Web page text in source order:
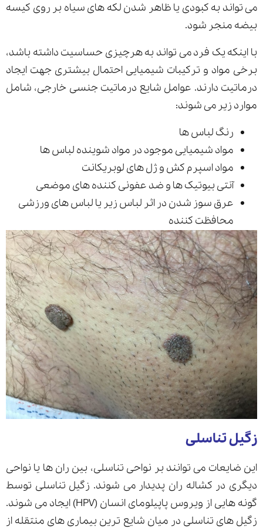
می تواند به کبودی یا ظاهر شدن لکه های سیاه بر روی کیسه
بیضه منجر شود.
با اینکه یک فرد می تواند به هرچیزی حساسیت داشته باشد،
برخی مواد و ترکیبات شیمیایی احتمال بیشتری جهت ایجاد
درماتیت دارند. عوامل شایع درماتیت جنسی خارجی، شامل
موارد زیر می شوند:
رنگ لباس ها
مواد شیمیایی موجود در مواد شوینده لباس ها
مواد اسپرم کش و ژل های لوبریکانت
آنتی بیوتیک ها و ضد عفونی کننده های موضعی
عرق سوز شدن در اثر لباس زیر یا لباس های ورزشی
محافظت کننده
زگیل تناسلی
این ضایعات می توانند بر نواحی تناسلی، بین ران ها یا نواحی
دیگری در کشاله ران پدیدار می شوند. زگیل تناسلی توسط
گونه هایی از ویروس پاپیلومای انسان (HPV) ایجاد می شوند.
زگیل های تناسلی در میان شایع ترین بیماری های منتقله از